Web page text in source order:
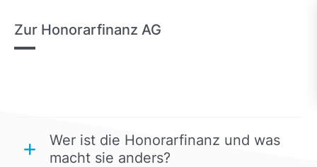
Zur Honorarfinanz AG
Wer ist die Honorarfinanz und was
macht sie anders?